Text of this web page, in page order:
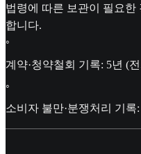
법령에 따른 보관이 필요한
합니다.
◦
계약·청약철회 기록: 5년 (
◦
소비자 불만·분쟁처리 기